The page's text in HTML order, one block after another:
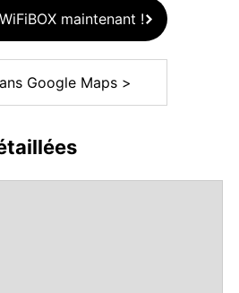
maintenant !
Google Maps >